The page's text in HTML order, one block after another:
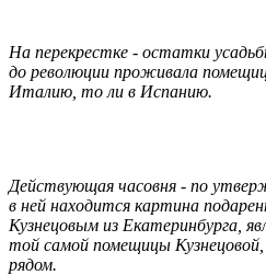
На перекрестке - остатки
до революции проживала
Италию, то ли в Испанию.
Действующая часовня - по
в ней находится картина
Кузнецовым из Екатеринбурга,
той самой помещицы
рядом.